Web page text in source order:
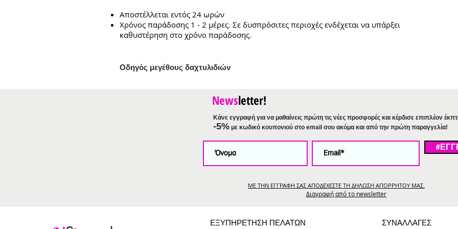
Αποστέλλεται εντός 24 ωρών
Χρόνος παράδοσης 1 - 2 μέρες. Σε δυσπρόσιτες περιοχές ενδέχεται να υπάρξει
καθυστέρηση στο χρόνο παράδοσης.
Οδηγός μεγέθους δαχτυλιδιών
Newsletter!
Κάνε εγγραφή για να μαθαίνεις πρώτη τις νέες προσφορές και κέρδισε επιπλέον
-5% με κωδικό κουπονιού στο email σου ακόμα και από την πρώτη παραγγελία!
ΜΕ ΤΗΝ ΕΓΓΡΑΦΗ ΣΑΣ ΑΠΟΔΕΧΕΣΤΕ ΤΗ ΔΗΛΩΣΗ ΑΠΟΡΡΗΤΟΥ ΜΑΣ.
Διαγραφή από το newsletter
ΕΞΥΠΗΡΕΤΗΣΗ ΠΕΛΑΤΩΝ ΣΥΝΑΛΛΑΓΕΣ